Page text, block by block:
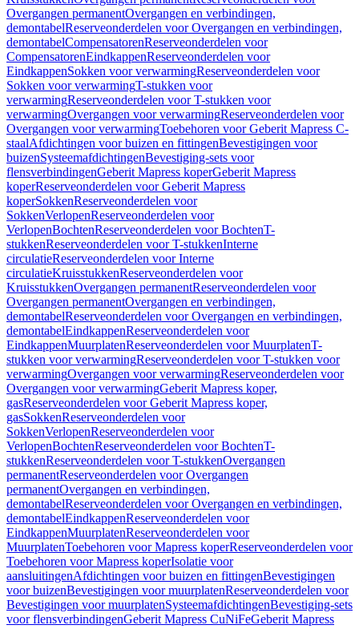
Overgangen permanentOvergangen en verbindingen,
demontabelReserveonderdelen voor Overgangen en verbindingen,
demontabelCompensatorenReserveonderdelen voor
CompensatorenEindkappenReserveonderdelen voor
EindkappenSokken voor verwarmingReserveonderdelen voor
Sokken voor verwarmingT-stukken voor
verwarmingReserveonderdelen voor T-stukken voor
verwarmingOvergangen voor verwarmingReserveonderdelen voor
Overgangen voor verwarmingToebehoren voor Geberit Mapress C-
staalAfdichtingen voor buizen en fittingenBevestigingen voor
buizenSysteemafdichtingenBevestiging-sets voor
flensverbindingenGeberit Mapress koperGeberit Mapress
koperReserveonderdelen voor Geberit Mapress
koperSokkenReserveonderdelen voor
SokkenVerlopenReserveonderdelen voor
VerlopenBochtenReserveonderdelen voor BochtenT-
stukkenReserveonderdelen voor T-stukkenInterne
circulatieReserveonderdelen voor Interne
circulatieKruisstukkenReserveonderdelen voor
KruisstukkenOvergangen permanentReserveonderdelen voor
Overgangen permanentOvergangen en verbindingen,
demontabelReserveonderdelen voor Overgangen en verbindingen,
demontabelEindkappenReserveonderdelen voor
EindkappenMuurplatenReserveonderdelen voor MuurplatenT-
stukken voor verwarmingReserveonderdelen voor T-stukken voor
verwarmingOvergangen voor verwarmingReserveonderdelen voor
Overgangen voor verwarmingGeberit Mapress koper,
gasReserveonderdelen voor Geberit Mapress koper,
gasSokkenReserveonderdelen voor
SokkenVerlopenReserveonderdelen voor
VerlopenBochtenReserveonderdelen voor BochtenT-
stukkenReserveonderdelen voor T-stukkenOvergangen
permanentReserveonderdelen voor Overgangen
permanentOvergangen en verbindingen,
demontabelReserveonderdelen voor Overgangen en verbindingen,
demontabelEindkappenReserveonderdelen voor
EindkappenMuurplatenReserveonderdelen voor
MuurplatenToebehoren voor Mapress koperReserveonderdelen voor
Toebehoren voor Mapress koperIsolatie voor
aansluitingenAfdichtingen voor buizen en fittingenBevestigingen
voor buizenBevestigingen voor muurplatenReserveonderdelen voor
Bevestigingen voor muurplatenSysteemafdichtingenBevestiging-sets
voor flensverbindingenGeberit Mapress CuNiFeGeberit Mapress